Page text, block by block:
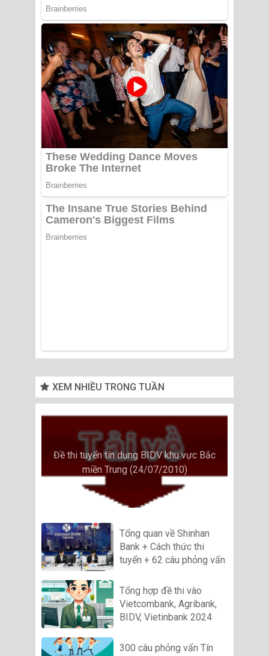
XEM NHIỀU TRONG TUẦN
Đề thi tuyển tín dụng BIDV khu vực Bắc
miền Trung (24/07/2010)
Tổng quan về Shinhan
Bank + Cách thức thi
tuyển + 62 câu phỏng vấn
Tổng hợp đề thi vào
Vietcombank, Agribank,
BIDV, Vietinbank 2024
300 câu phỏng vấn Tín